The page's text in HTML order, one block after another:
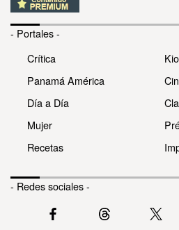
- Portales -
Crítica
Panamá América
Día a Día
Mujer
Recetas
- Redes sociales -